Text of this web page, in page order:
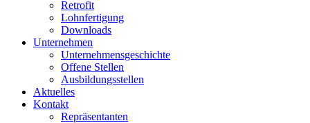
Retrofit
Lohnfertigung
Downloads
Unternehmen
Unternehmensgeschichte
Offene Stellen
Ausbildungsstellen
Aktuelles
Kontakt
Repräsentanten